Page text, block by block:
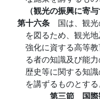
（観光の振興に寄
第十六条 国は、観
を図るため、観光
強化に資する高等
る者の知識及び能
歴史等に関する知
を講ずるものとする
第三節 国際